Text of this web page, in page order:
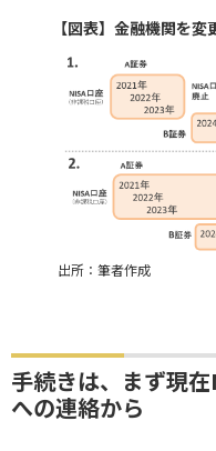
【図表】金融機関を
出所：筆者作成
手続きは、まず現
への連絡から